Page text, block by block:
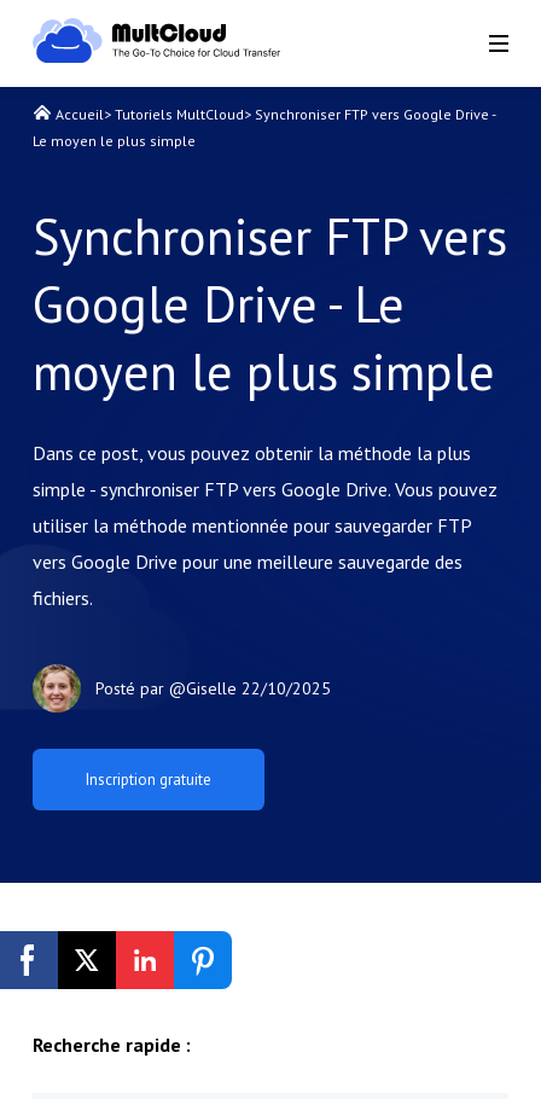
Accueil> Tutoriels MultCloud> Synchroniser FTP vers Google Drive -
Le moyen le plus simple
Synchroniser FTP vers
Google Drive - Le
moyen le plus simple
Dans ce post, vous pouvez obtenir la méthode la plus
simple - synchroniser FTP vers Google Drive. Vous pouvez
utiliser la méthode mentionnée pour sauvegarder FTP
vers Google Drive pour une meilleure sauvegarde des
fichiers.
Inscription gratuite
Posté par @Giselle 22/10/2025
Recherche rapide :